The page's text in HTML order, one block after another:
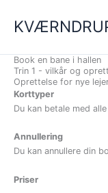
indholdet
Book en bane i hallen
Trin 1 - vilkår og
Oprettelse for nye
Korttyper
Du kan betale med
Annullering
Du kan annullere din
Priser